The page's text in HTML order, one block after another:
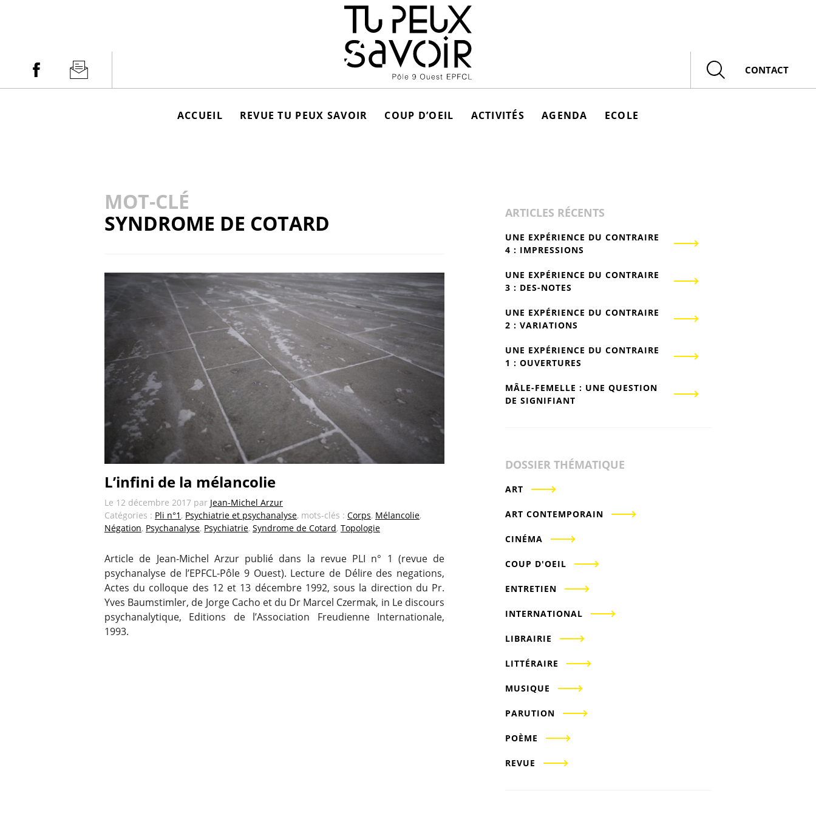
Facebook Newsletter
Rechercher
CONTACT
ACCUEIL REVUE TU PEUX SAVOIR COUP D’OEIL ACTIVITÉS AGENDA ECOLE
MOT-CLÉ
SYNDROME DE COTARD
L’infini de la mélancolie
Le 12 décembre 2017 par Jean-Michel Arzur
Catégories : Pli n°1 , Psychiatrie et psychanalyse, mots-clés : Corps, Mélancolie,
Négation, Psychanalyse, Psychiatrie, Syndrome de Cotard, Topologie
Article de Jean-Michel Arzur publié dans la revue PLI n° 1 (revue de
psychanalyse de l’EPFCL-Pôle 9 Ouest). Lecture de Délire des negations,
Actes du colloque des 12 et 13 décembre 1992, sous la direction du Pr.
Yves Baumstimler, de Jorge Cacho et du Dr Marcel Czermak, in Le discours
psychanalytique, Editions de l’Association Freudienne Internationale,
1993.
ARTICLES RÉCENTS
UNE EXPÉRIENCE DU CONTRAIRE
4 : IMPRESSIONS
UNE EXPÉRIENCE DU CONTRAIRE
3 : DES-NOTES
UNE EXPÉRIENCE DU CONTRAIRE
2 : VARIATIONS
UNE EXPÉRIENCE DU CONTRAIRE
1 : OUVERTURES
MÂLE-FEMELLE : UNE QUESTION
DE SIGNIFIANT
DOSSIER THÉMATIQUE
ART
ART CONTEMPORAIN
CINÉMA
COUP D'OEIL
ENTRETIEN
INTERNATIONAL
LIBRAIRIE
LITTÉRAIRE
MUSIQUE
PARUTION
POÈME
REVUE